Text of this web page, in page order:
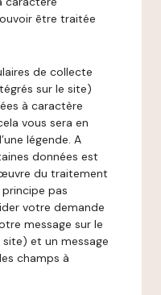
être traitée
de collecte
sur le site)
à caractère
vous sera en
légende. A
données est
du traitement
pas
votre demande
message sur le
et un message
champs à